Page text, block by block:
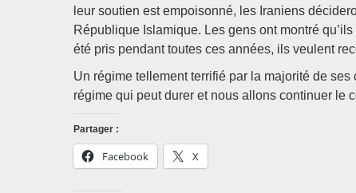
leur soutien est empoisonné, les Iraniens
République Islamique. Les gens ont montré
été pris pendant toutes ces années, ils veulent
Un régime tellement terrifié par la majorité de ses
régime qui peut durer et nous allons continuer le
Partager :
Facebook X